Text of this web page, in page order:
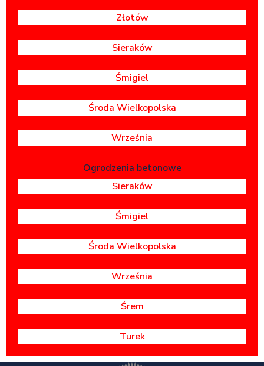
Złotów
Sieraków
Śmigiel
Środa Wielkopolska
Września
Ogrodzenia betonowe
Sieraków
Śmigiel
Środa Wielkopolska
Września
Śrem
Turek